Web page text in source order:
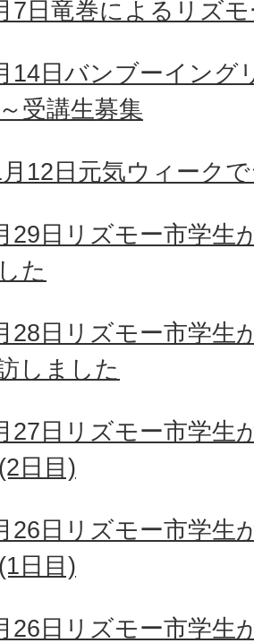
7日竜巻によるリズ
14日バンブーイング
受講生募集
12日元気ウィーク
29日リズモー市学生
た
28日リズモー市学生
しました
27日リズモー市学生
日目)
26日リズモー市学生
日目)
26日リズモー市学生